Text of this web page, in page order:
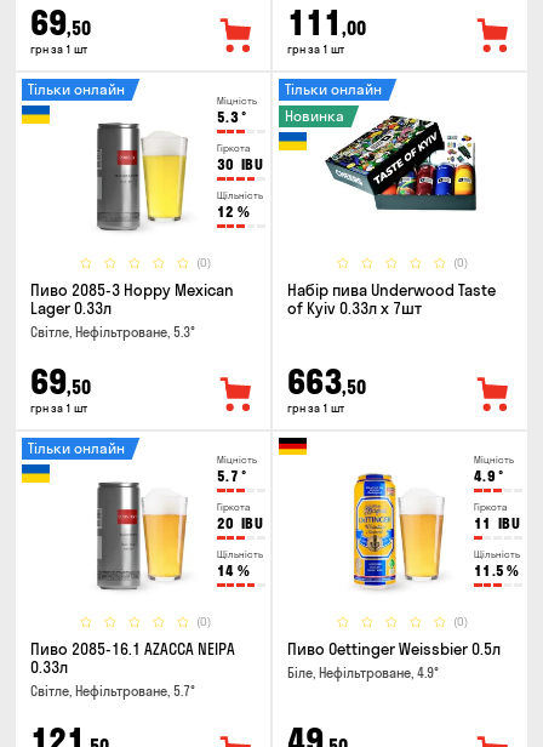
69,50
грн за 1 шт
111 ,00
грн за 1 шт
Міцність
5.3°
Гіркота
30 IBU
Щільність
12 %
(0)
Тільки онлайн
Пиво 2085-3 Hoppy Mexican
Lager 0.33л
Світле, Нефільтроване, 5.3°
69,50
грн за 1 шт
(0)
Тільки онлайн
Новинка
Набір пива Underwood Taste
of Kyiv 0.33л x 7шт
663,50
грн за 1 шт
Міцність
5.7 °
Гіркота
20 IBU
Щільність
14 %
(0)
Тільки онлайн
Пиво 2085-16.1 AZACCA NEIPA
0.33л
Світле, Нефільтроване, 5.7°
Міцність
4.9 °
Гіркота
11 IBU
Щільність
11.5 %
(0)
Пиво Oettinger Weissbier 0.5л
Біле, Нефільтроване, 4.9°